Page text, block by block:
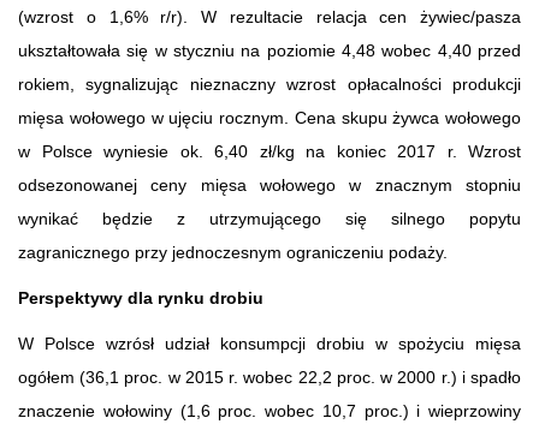
(wzrost o 1,6% r/r). W rezultacie relacja cen żywiec/pasza
ukształtowała się w styczniu na poziomie 4,48 wobec 4,40 przed
rokiem, sygnalizując nieznaczny wzrost opłacalności produkcji
mięsa wołowego w ujęciu rocznym. Cena skupu żywca wołowego
w Polsce wyniesie ok. 6,40 zł/kg na koniec 2017 r. Wzrost
odsezonowanej ceny mięsa wołowego w znacznym stopniu
wynikać będzie z utrzymującego się silnego popytu
zagranicznego przy jednoczesnym ograniczeniu podaży.
Perspektywy dla rynku drobiu
W Polsce wzrósł udział konsumpcji drobiu w spożyciu mięsa
ogółem (36,1 proc. w 2015 r. wobec 22,2 proc. w 2000 r.) i spadło
znaczenie wołowiny (1,6 proc. wobec 10,7 proc.) i wieprzowiny